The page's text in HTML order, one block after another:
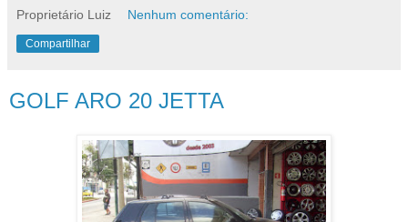
Proprietário Luiz Nenhum comentário:
Compartilhar
GOLF ARO 20 JETTA